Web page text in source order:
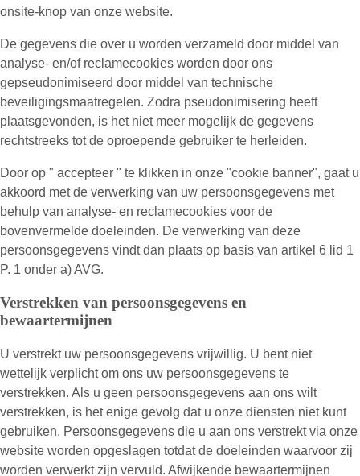
onsite-knop van onze website.
De gegevens die over u worden verzameld door middel van
analyse- en/of reclamecookies worden door ons
gepseudonimiseerd door middel van technische
beveiligingsmaatregelen. Zodra pseudonimisering heeft
plaatsgevonden, is het niet meer mogelijk de gegevens
rechtstreeks tot de oproepende gebruiker te herleiden.
Door op " accepteer " te klikken in onze "cookie banner", gaat u
akkoord met de verwerking van uw persoonsgegevens met
behulp van analyse- en reclamecookies voor de
bovenvermelde doeleinden. De verwerking van deze
persoonsgegevens vindt dan plaats op basis van artikel 6 lid 1
P. 1 onder a) AVG.
Verstrekken van persoonsgegevens en
bewaartermijnen
U verstrekt uw persoonsgegevens vrijwillig. U bent niet
wettelijk verplicht om ons uw persoonsgegevens te
verstrekken. Als u geen persoonsgegevens aan ons wilt
verstrekken, is het enige gevolg dat u onze diensten niet kunt
gebruiken. Persoonsgegevens die u aan ons verstrekt via onze
website worden opgeslagen totdat de doeleinden waarvoor zij
worden verwerkt zijn vervuld. Afwijkende bewaartermijnen